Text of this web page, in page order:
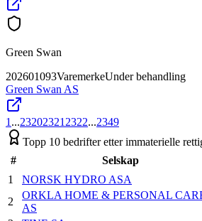
Green Swan
202601093VaremerkeUnder behandling
Green Swan AS
1 ...23202321 2322...2349
Topp 10 bedrifter etter immaterielle
#
Selskap
1
NORSK HYDRO ASA
2
ORKLA HOME & PERSONAL
AS